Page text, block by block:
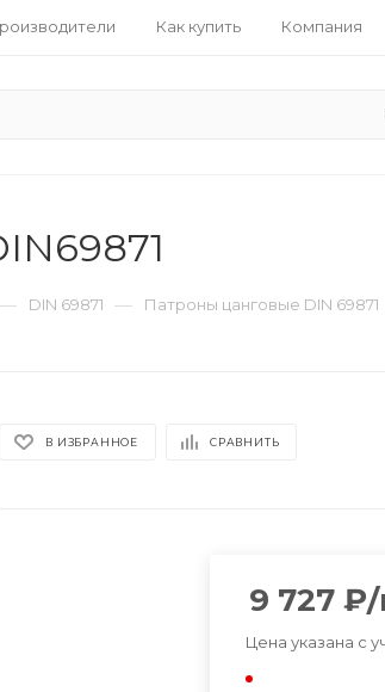
Как купить Компания
— DIN 69871 — Патроны цанговые DIN 69871
В ИЗБРАННОЕ СРАВНИТЬ
9 727 ₽
Цена указана с